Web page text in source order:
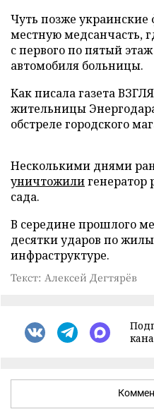
Чуть позже
местную медсанчасть,
с первого по пятый
автомобиля больницы.
Как писала газета
жительницы
обстреле городского
Несколькими днями
уничтожилигенератор
сада.
В середине прошлого
десятки ударов по
инфраструктуре.
Текст: Алексей Дегтярёв